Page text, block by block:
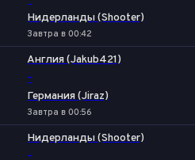
Нидерланды (Shooter)
Завтра в 00:42
Англия (Jakub421)
-
Германия (Jiraz)
Завтра в 00:56
Нидерланды (Shooter)
-